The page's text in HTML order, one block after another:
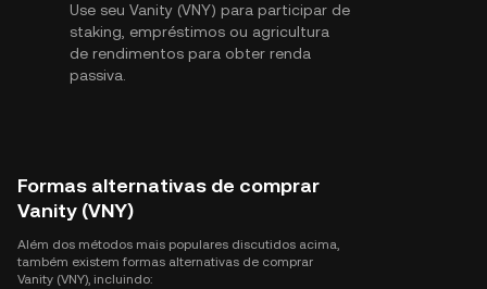
Use seu Vanity (VNY) para participar de
staking, empréstimos ou agricultura
de rendimentos para obter renda
passiva.
Formas alternativas de comprar
Vanity (VNY)
Além dos métodos mais populares discutidos acima,
também existem formas alternativas de comprar
Vanity (VNY), incluindo: